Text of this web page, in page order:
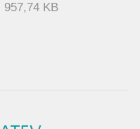
957,74 KB